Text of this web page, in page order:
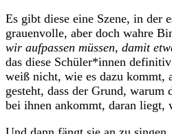
Es gibt diese eine Szene, in der
grauenvolle, aber doch wahre
wir aufpassen müssen, damit
das diese Schüler*innen
weiß nicht, wie es dazu kommt,
gesteht, dass der Grund,
bei ihnen ankommt, daran liegt,